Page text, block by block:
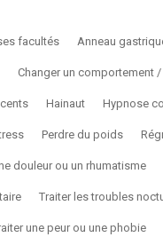
facultés Anneau
Changer un comportement
Hainaut Hypnose
Perdre du poids
douleur ou un rhumatisme
Traiter les troubles
une peur ou une phobie